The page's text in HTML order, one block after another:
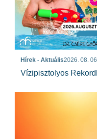
Hírek - Aktuális2026. 08.
Vízipisztolyos